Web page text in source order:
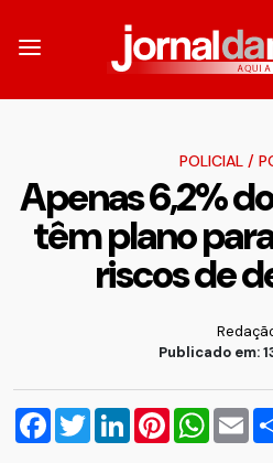
POLICIAL/
Apenas 6,2%
têm plano
riscos de
Publicado em:
Facebook
TwitterLinkedInPinterest